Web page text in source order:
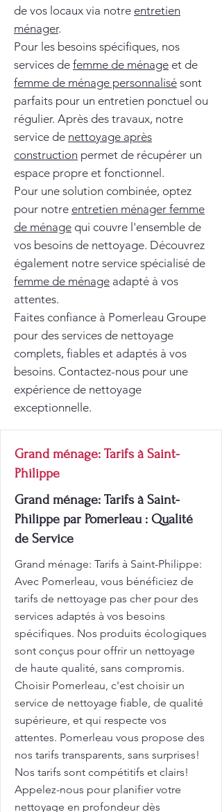
de vos locaux via notre entretien
ménager.
Pour les besoins spécifiques, nos
services de femme de ménage et de
femme de ménage personnalisé sont
parfaits pour un entretien ponctuel ou
régulier. Après des travaux, notre
service de nettoyage après
construction permet de récupérer un
espace propre et fonctionnel.
Pour une solution combinée, optez
pour notre entretien ménager femme
de ménage qui couvre l'ensemble de
vos besoins de nettoyage. Découvrez
également notre service spécialisé de
femme de ménage adapté à vos
attentes.
Faites confiance à Pomerleau Groupe
pour des services de nettoyage
complets, fiables et adaptés à vos
besoins. Contactez-nous pour une
expérience de nettoyage
exceptionnelle.
Grand ménage: Tarifs à Saint-
Philippe
Grand ménage: Tarifs à Saint-
Philippe par Pomerleau : Qualité
de Service
Grand ménage: Tarifs à Saint-Philippe:
Avec Pomerleau, vous bénéficiez de
tarifs de nettoyage pas cher pour des
services adaptés à vos besoins
spécifiques. Nos produits écologiques
sont conçus pour offrir un nettoyage
de haute qualité, sans compromis.
Choisir Pomerleau, c'est choisir un
service de nettoyage fiable, de qualité
supérieure, et qui respecte vos
attentes. Pomerleau vous propose des
nos tarifs transparents, sans surprises!
Nos tarifs sont compétitifs et clairs!
Appelez-nous pour planifier votre
nettoyage en profondeur dès